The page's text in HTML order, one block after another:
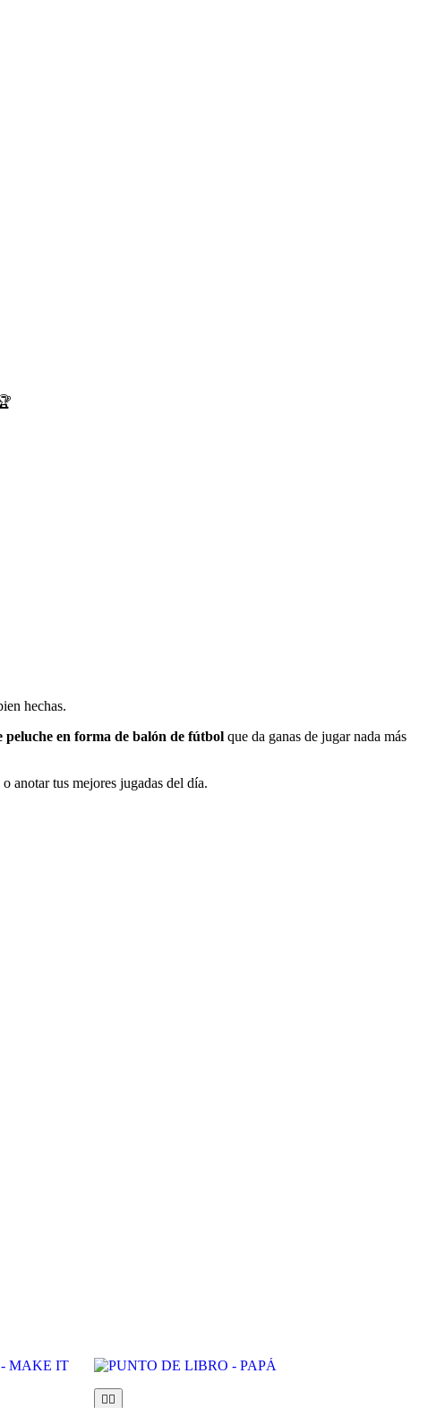
hechas.
peluche en forma de balón de fútbol que da ganas de jugar nada más
anotar tus mejores jugadas del día.
 